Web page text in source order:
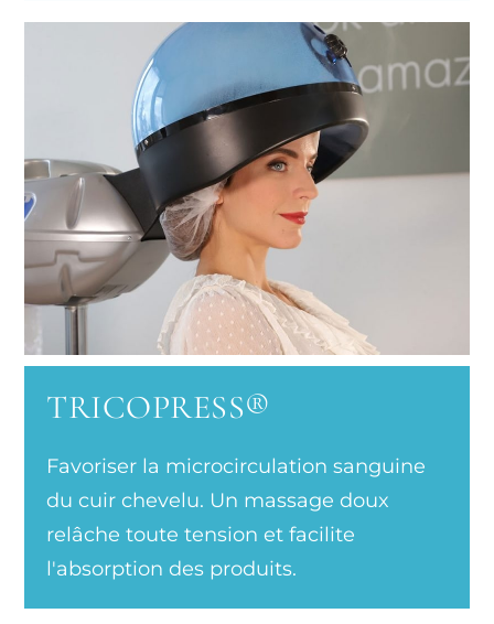
TRICOPRESS®
Favoriser la microcirculation sanguine
du cuir chevelu. Un massage doux
relâche toute tension et facilite
l'absorption des produits.